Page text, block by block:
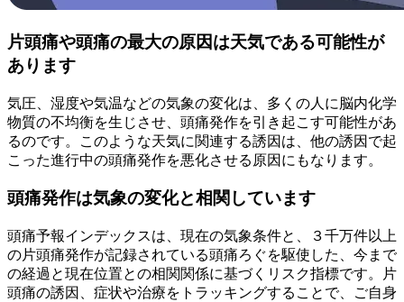
片頭痛や頭痛の最大の原因は天気である可能性が
あります
気圧、湿度や気温などの気象の変化は、多くの人に脳内化学
物質の不均衡を生じさせ、頭痛発作を引き起こす可能性があ
るのです。このような天気に関連する誘因は、他の誘因で起
こった進行中の頭痛発作を悪化させる原因にもなります。
頭痛発作は気象の変化と相関しています
頭痛予報インデックスは、現在の気象条件と、３千万件以上
の片頭痛発作が記録されている頭痛ろぐを駆使した、今まで
の経過と現在位置との相関関係に基づくリスク指標です。片
頭痛の誘因、症状や治療をトラッキングすることで、ご自身